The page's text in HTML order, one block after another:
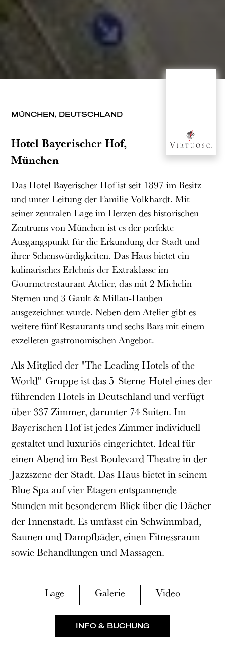
MÜNCHEN, DEUTSCHLAND
Hotel Bayerischer Hof,
München
Das Hotel Bayerischer Hof ist seit 1897 im Besitz
und unter Leitung der Familie Volkhardt. Mit
seiner zentralen Lage im Herzen des historischen
Zentrums von München ist es der perfekte
Ausgangspunkt für die Erkundung der Stadt und
ihrer Sehenswürdigkeiten. Das Haus bietet ein
kulinarisches Erlebnis der Extraklasse im
Gourmetrestaurant Atelier, das mit 2 Michelin-
Sternen und 3 Gault & Millau-Hauben
ausgezeichnet wurde. Neben dem Atelier gibt es
weitere fünf Restaurants und sechs Bars mit einem
exzelleten gastronomischen Angebot.
Als Mitglied der "The Leading Hotels of the
World"-Gruppe ist das 5-Sterne-Hotel eines der
führenden Hotels in Deutschland und verfügt
über 337 Zimmer, darunter 74 Suiten. Im
Bayerischen Hof ist jedes Zimmer individuell
gestaltet und luxuriös eingerichtet. Ideal für
einen Abend im Best Boulevard Theatre in der
Jazzszene der Stadt. Das Haus bietet in seinem
Blue Spa auf vier Etagen entspannende
Stunden mit besonderem Blick über die Dächer
der Innenstadt. Es umfasst ein Schwimmbad,
Saunen und Dampfbäder, einen Fitnessraum
sowie Behandlungen und Massagen.
Lage Galerie Video
INFO & BUCHUNG